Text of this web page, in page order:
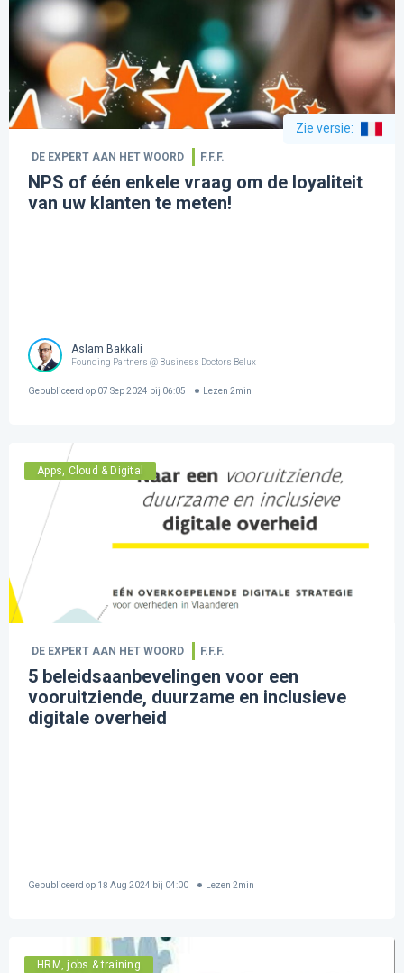
Zie versie:
DE EXPERT AAN HET WOORD F.F.F.
NPS of één enkele vraag om de loyaliteit
van uw klanten te meten!
Aslam Bakkali
Founding Partners @ Business Doctors Belux
Gepubliceerd op 07 Sep 2024 bij 06:05 Lezen 2min
Apps, Cloud & Digital
DE EXPERT AAN HET WOORD F.F.F.
5 beleidsaanbevelingen voor een
vooruitziende, duurzame en inclusieve
digitale overheid
Gepubliceerd op 18 Aug 2024 bij 04:00 Lezen 2min
HRM, jobs & training